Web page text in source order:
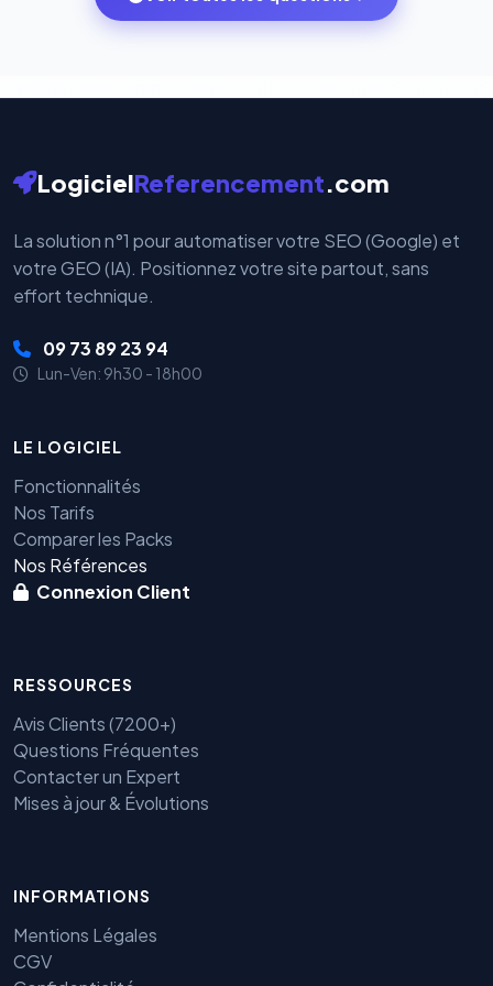
par nos serveurs — elles sont gérées directement et
LogicielReferencement.com
La solution n°1 pour automatiser votre SEO (Google) et
votre GEO (IA). Positionnez votre site partout, sans
effort technique.
09 73 89 23 94
Lun-Ven: 9h30 - 18h00
LE LOGICIEL
Fonctionnalités
Nos Tarifs
Comparer les Packs
Nos Références
Connexion Client
RESSOURCES
Avis Clients (7200+)
Questions Fréquentes
Contacter un Expert
Mises à jour & Évolutions
INFORMATIONS
Mentions Légales
CGV